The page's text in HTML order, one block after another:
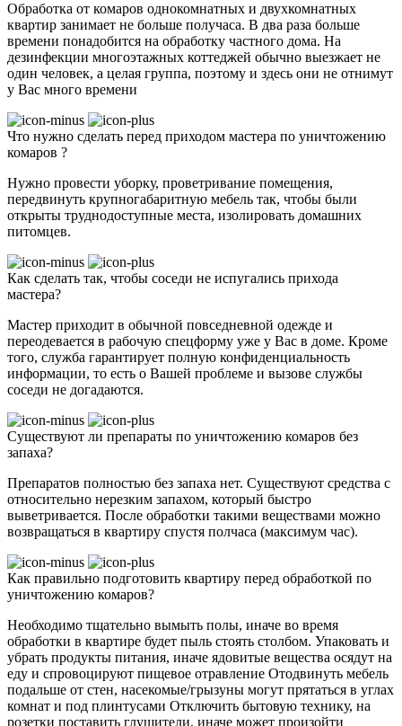
Обработка от комаров однокомнатных и двухкомнатных
квартир занимает не больше получаса. В два раза больше
времени понадобится на обработку частного дома. На
дезинфекции многоэтажных коттеджей обычно выезжает не
один человек, а целая группа, поэтому и здесь они не отнимут
у Вас много времени
Что нужно сделать перед приходом мастера по уничтожению
комаров ?
Нужно провести уборку, проветривание помещения,
передвинуть крупногабаритную мебель так, чтобы были
открыты труднодоступные места, изолировать домашних
питомцев.
Как сделать так, чтобы соседи не испугались прихода
мастера?
Мастер приходит в обычной повседневной одежде и
переодевается в рабочую спецформу уже у Вас в доме. Кроме
того, служба гарантирует полную конфиденциальность
информации, то есть о Вашей проблеме и вызове службы
соседи не догадаются.
Существуют ли препараты по уничтожению комаров без
запаха?
Препаратов полностью без запаха нет. Существуют средства с
относительно нерезким запахом, который быстро
выветривается. После обработки такими веществами можно
возвращаться в квартиру спустя полчаса (максимум час).
Как правильно подготовить квартиру перед обработкой по
уничтожению комаров?
Необходимо тщательно вымыть полы, иначе во время
обработки в квартире будет пыль стоять столбом. Упаковать и
убрать продукты питания, иначе ядовитые вещества осядут на
еду и спровоцируют пищевое отравление Отодвинуть мебель
подальше от стен, насекомые/грызуны могут прятаться в углах
комнат и под плинтусами Отключить бытовую технику, на
розетки поставить глушители, иначе может произойти